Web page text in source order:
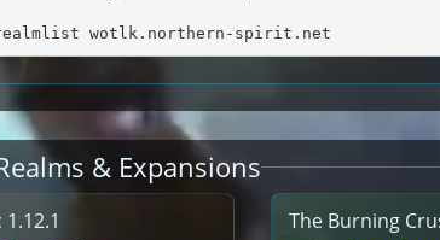
wotlk.northern-spirit.net
& Expansions
1.12.1 The Burning